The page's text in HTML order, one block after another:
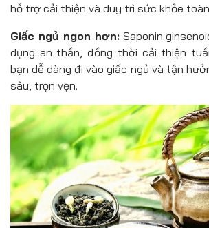
hỗ trợ cải thiện và duy trì sức khỏe
Giấc ngủ ngon hơn:Saponin
dụng an thần, đồng thời cải thiện
bạn dễ dàng đi vào giấc ngủ và tận
sâu, trọn vẹn.